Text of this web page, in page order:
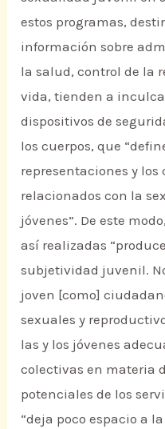
estos programas,
información sobre
la salud, control de la
vida, tienden a
dispositivos de
los cuerpos, que
representaciones y
relacionados con la
jóvenes”. De este
así realizadas
subjetividad juvenil.
joven [como]
sexuales y
las y los jóvenes
colectivas en materia
potenciales de los
“deja poco espacio a